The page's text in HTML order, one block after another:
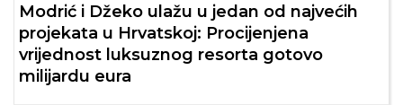
Modrić i Džeko ulažu u jedan od najvećih
projekata u Hrvatskoj: Procijenjena
vrijednost luksuznog resorta gotovo
milijardu eura